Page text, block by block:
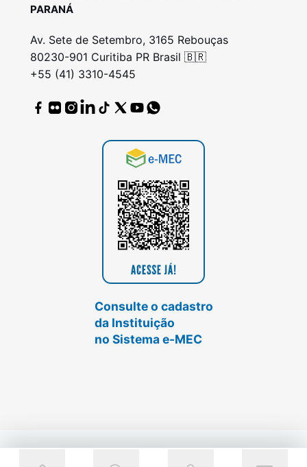
PARANÁ
Av. Sete de Setembro, 3165 Rebouças
80230-901 Curitiba PR Brasil 🇧🇷
+55 (41) 3310-4545
Consulte o cadastro
da Instituição
no Sistema e-MEC